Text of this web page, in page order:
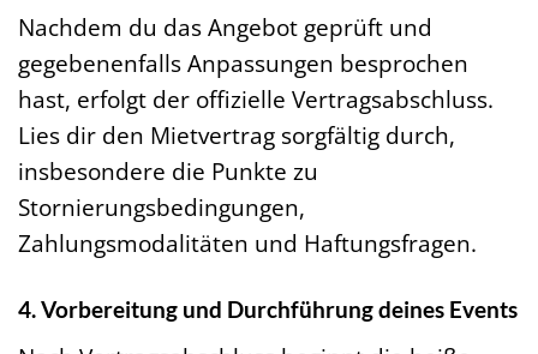
Nachdem du das Angebot geprüft und
gegebenenfalls Anpassungen besprochen
hast, erfolgt der offizielle Vertragsabschluss.
Lies dir den Mietvertrag sorgfältig durch,
insbesondere die Punkte zu
Stornierungsbedingungen,
Zahlungsmodalitäten und Haftungsfragen.
4. Vorbereitung und Durchführung deines Events